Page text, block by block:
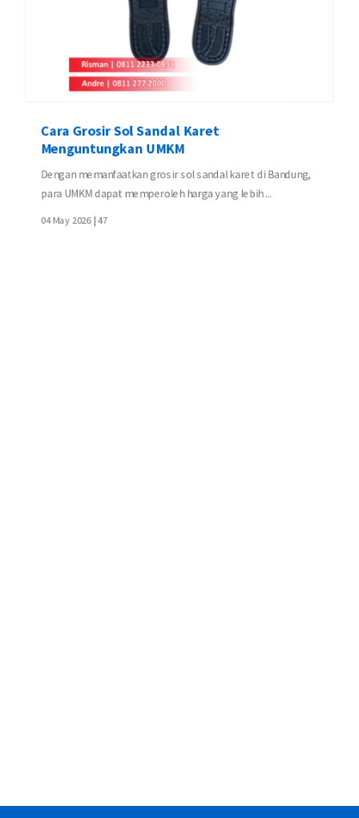
Cara Grosir Sol Sandal Karet
Menguntungkan UMKM
Dengan memanfaatkan grosir sol sandal karet di Bandung,
para UMKM dapat memperoleh harga yang lebih ...
04 May 2026 |47